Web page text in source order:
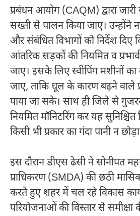
प्रबंधन आयोग (CAQM) द्वारा जारी
सख्ती से पालन किया जाए।
और संबंधित विभागों को निर्देश
आंतरिक सड़कों की नियमित व
जाए। इसके लिए स्वीपिंग मशीनों का
जाए, ताकि धूल के कारण बढ़ने वाले
पाया जा सके। साथ ही जिले से
नियमित मॉनिटरिंग कर यह
किसी भी प्रकार का गंदा पानी न
इस दौरान डीएस ढेसी ने सोनीपत
प्राधिकरण (SMDA) की छठी
करते हुए शहर में चल रहे विकास
परियोजनाओं की विस्तार से समीक्षा